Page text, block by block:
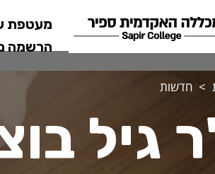
מעטפת
הרשמה
חדשות
גיל